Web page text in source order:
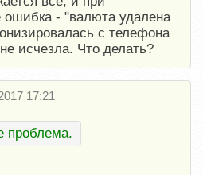
ошибка - "валюта удалена
с телефона
исчезла. Что делать?
17:21
проблема.